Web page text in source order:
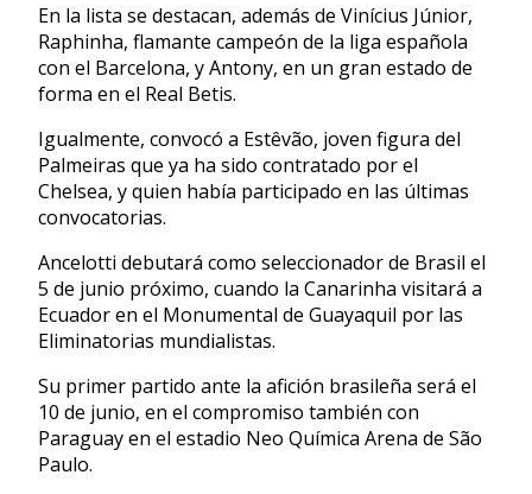
En la lista se destacan, además de Vinícius Júnior,
Raphinha, flamante campeón de la liga española
con el Barcelona, y Antony, en un gran estado de
forma en el Real Betis.
Igualmente, convocó a Estêvão, joven figura del
Palmeiras que ya ha sido contratado por el
Chelsea, y quien había participado en las últimas
convocatorias.
Ancelotti debutará como seleccionador de Brasil el
5 de junio próximo, cuando la Canarinha visitará a
Ecuador en el Monumental de Guayaquil por las
Eliminatorias mundialistas.
Su primer partido ante la afición brasileña será el
10 de junio, en el compromiso también con
Paraguay en el estadio Neo Química Arena de São
Paulo.